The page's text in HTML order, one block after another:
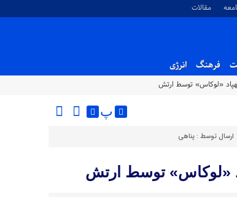
مقالات
فرهنگ انرژی
«لوکاس» توسط ارتش
پ
ارسال توسط : پناهی
«لوکاس» توسط ارتش